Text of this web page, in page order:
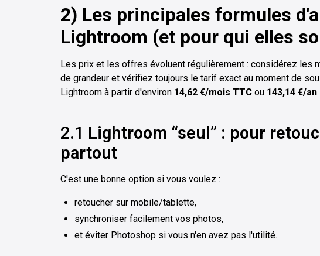
2) Les principales formules
Lightroom (et pour qui elles
Les prix et les offres évoluent régulièrement : considérez les
de grandeur et vérifiez toujours le tarif exact au moment de
Lightroom à partir d'environ 14,62 €/mois TTC ou 143,14 €/an
2.1 Lightroom “seul” : pour
partout
C'est une bonne option si vous voulez :
retoucher sur mobile/tablette,
synchroniser facilement vos photos,
et éviter Photoshop si vous n'en avez pas l'utilité.